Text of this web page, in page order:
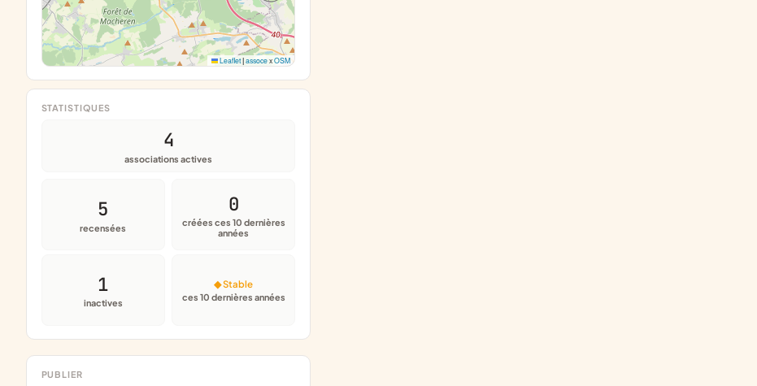
STATISTIQUES
4
associations actives
5
recensées
0
créées ces 10 dernières
années
1
inactives
◆ Stable
ces 10 dernières années
PUBLIER
Leaflet| assocexOSM